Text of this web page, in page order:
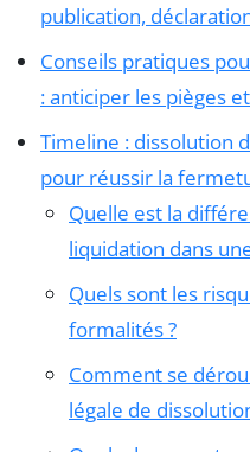
publication,
Conseils pratiques
: anticiper les pièges
Timeline : dissolution
pour réussir la
Quelle est la
liquidation dans
Quels sont les
formalités ?
Comment se
légale de